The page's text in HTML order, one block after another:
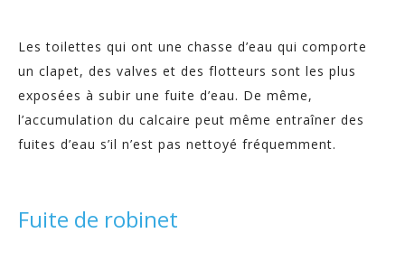
Les toilettes qui ont une chasse d’eau qui comporte
un clapet, des valves et des flotteurs sont les plus
exposées à subir une fuite d’eau. De même,
l’accumulation du calcaire peut même entraîner des
fuites d’eau s’il n’est pas nettoyé fréquemment.
Fuite de robinet